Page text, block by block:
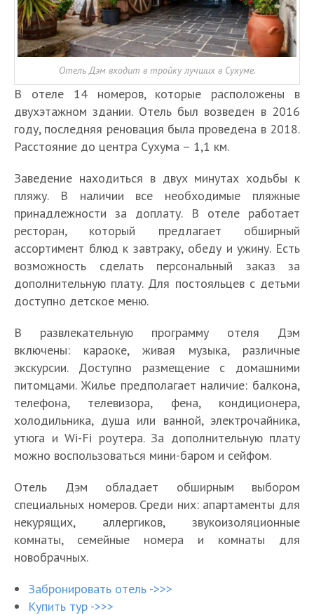
Отель Дэм входит в тройку лучших в Сухуме.
В отеле 14 номеров, которые расположены в
двухэтажном здании. Отель был возведен в 2016
году, последняя реновация была проведена в 2018.
Расстояние до центра Сухума – 1,1 км.
Заведение находиться в двух минутах ходьбы к
пляжу. В наличии все необходимые пляжные
принадлежности за доплату. В отеле работает
ресторан, который предлагает обширный
ассортимент блюд к завтраку, обеду и ужину. Есть
возможность сделать персональный заказ за
дополнительную плату. Для постояльцев с детьми
доступно детское меню.
В развлекательную программу отеля Дэм
включены: караоке, живая музыка, различные
экскурсии. Доступно размещение с домашними
питомцами. Жилье предполагает наличие: балкона,
телефона, телевизора, фена, кондиционера,
холодильника, душа или ванной, электрочайника,
утюга и Wi-Fi роутера. За дополнительную плату
можно воспользоваться мини-баром и сейфом.
Отель Дэм обладает обширным выбором
специальных номеров. Среди них: апартаменты для
некурящих, аллергиков, звукоизоляционные
комнаты, семейные номера и комнаты для
новобрачных.
Забронировать отель ->>>
Купить тур ->>>